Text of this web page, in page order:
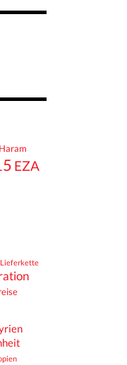
EZA
Lieferkette